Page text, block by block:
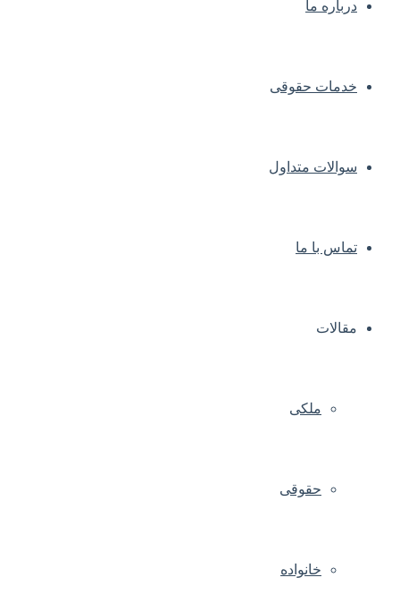
درباره ما
خدمات حقوقی
سوالات متداول
تماس با ما
مقالات
ملکی
حقوقی
خانواده